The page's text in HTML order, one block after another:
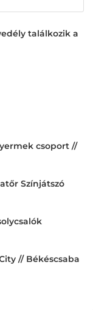
találkozik a
csoport //
Színjátszó
// Békéscsaba